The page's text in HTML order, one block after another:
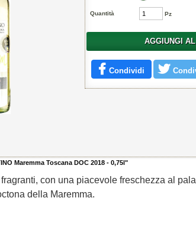
Quantità Pz
AGGIUNGI
Condividi
Maremma Toscana DOC 2018 - 0,75l"
con una piacevole freschezza al
della Maremma.